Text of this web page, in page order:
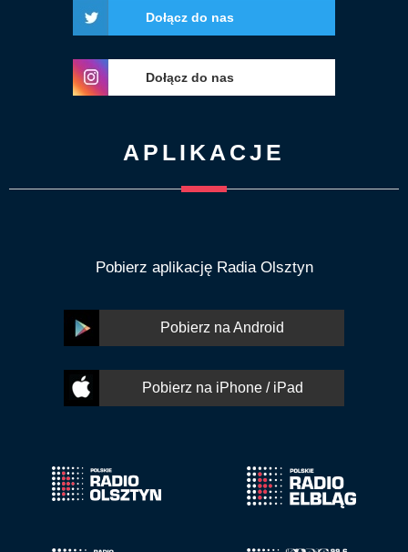
Dołącz do nas
Dołącz do nas
APLIKACJE
Pobierz aplikację Radia Olsztyn
Pobierz na Android
Pobierz na iPhone / iPad